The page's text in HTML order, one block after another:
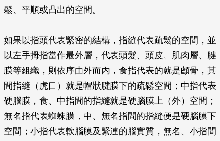
鬆、平順或凸出的空間。
如果以指頭代表緊密的結構，指縫代表疏鬆的空間，並
以左手拇指當作最外層，代表頭髮、頭皮、肌肉層、腱
膜等組織，則依序由外而內，食指代表的就是顱骨，其
間指縫（虎口）就是帽狀腱膜下的疏鬆空間；中指代表
硬腦膜，食、中指間的指縫就是硬腦膜上（外）空間；
無名指代表蜘蛛膜，中、無名指間的指縫便是硬腦膜下
空間；小指代表軟腦膜及緊連的腦實質，無名、小指間